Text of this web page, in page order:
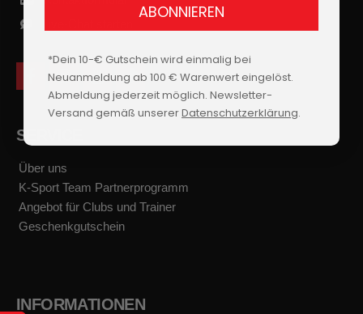
o
k
i
n
s
t
r
m
y
o
u
t
e
t
i
k
t
SERVICE
Über uns
K-Sport Team Partnerprogramm
Angebot für Clubs und Trainer
Geschenkgutschein
INFORMATIONEN
ABONNIEREN
*Dein 10-€ Gutschein wird einmalig bei
Neuanmeldung ab 100 € Warenwert eingelöst.
Abmeldung jederzeit möglich. Newsletter-
Versand gemäß unsererDatenschutzerklärung.